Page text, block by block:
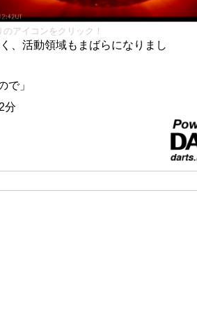
アイコンをクリック！
、活動領域もまばらになりまし
で」
分